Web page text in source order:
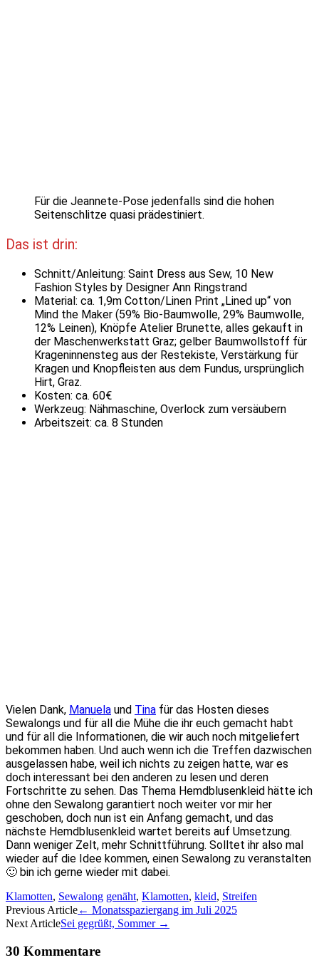
Für die Jeannete-Pose jedenfalls sind die hohen
Seitenschlitze quasi prädestiniert.
Das ist drin:
Schnitt/Anleitung: Saint Dress aus Sew, 10 New
Fashion Styles by Designer Ann Ringstrand
Material: ca. 1,9m Cotton/Linen Print „Lined up“ von
Mind the Maker (59% Bio-Baumwolle, 29% Baumwolle,
12% Leinen), Knöpfe Atelier Brunette, alles gekauft in
der Maschenwerkstatt Graz; gelber Baumwollstoff für
Krageninnensteg aus der Restekiste, Verstärkung für
Kragen und Knopfleisten aus dem Fundus, ursprünglich
Hirt, Graz.
Kosten: ca. 60€
Werkzeug: Nähmaschine, Overlock zum versäubern
Arbeitszeit: ca. 8 Stunden
Vielen Dank, Manuela und Tina für das Hosten dieses
Sewalongs und für all die Mühe die ihr euch gemacht habt
und für all die Informationen, die wir auch noch mitgeliefert
bekommen haben. Und auch wenn ich die Treffen dazwischen
ausgelassen habe, weil ich nichts zu zeigen hatte, war es
doch interessant bei den anderen zu lesen und deren
Fortschritte zu sehen. Das Thema Hemdblusenkleid hätte ich
ohne den Sewalong garantiert noch weiter vor mir her
geschoben, doch nun ist ein Anfang gemacht, und das
nächste Hemdblusenkleid wartet bereits auf Umsetzung.
Dann weniger Zelt, mehr Schnittführung. Solltet ihr also mal
wieder auf die Idee kommen, einen Sewalong zu veranstalten
🙂 bin ich gerne wieder mit dabei.
Klamotten, Sewalong genäht, Klamotten, kleid, Streifen
Artikel-
Navigation
Previous Article← Monatsspaziergang im Juli 2025
Next ArticleSei gegrüßt, Sommer →
30 Kommentare